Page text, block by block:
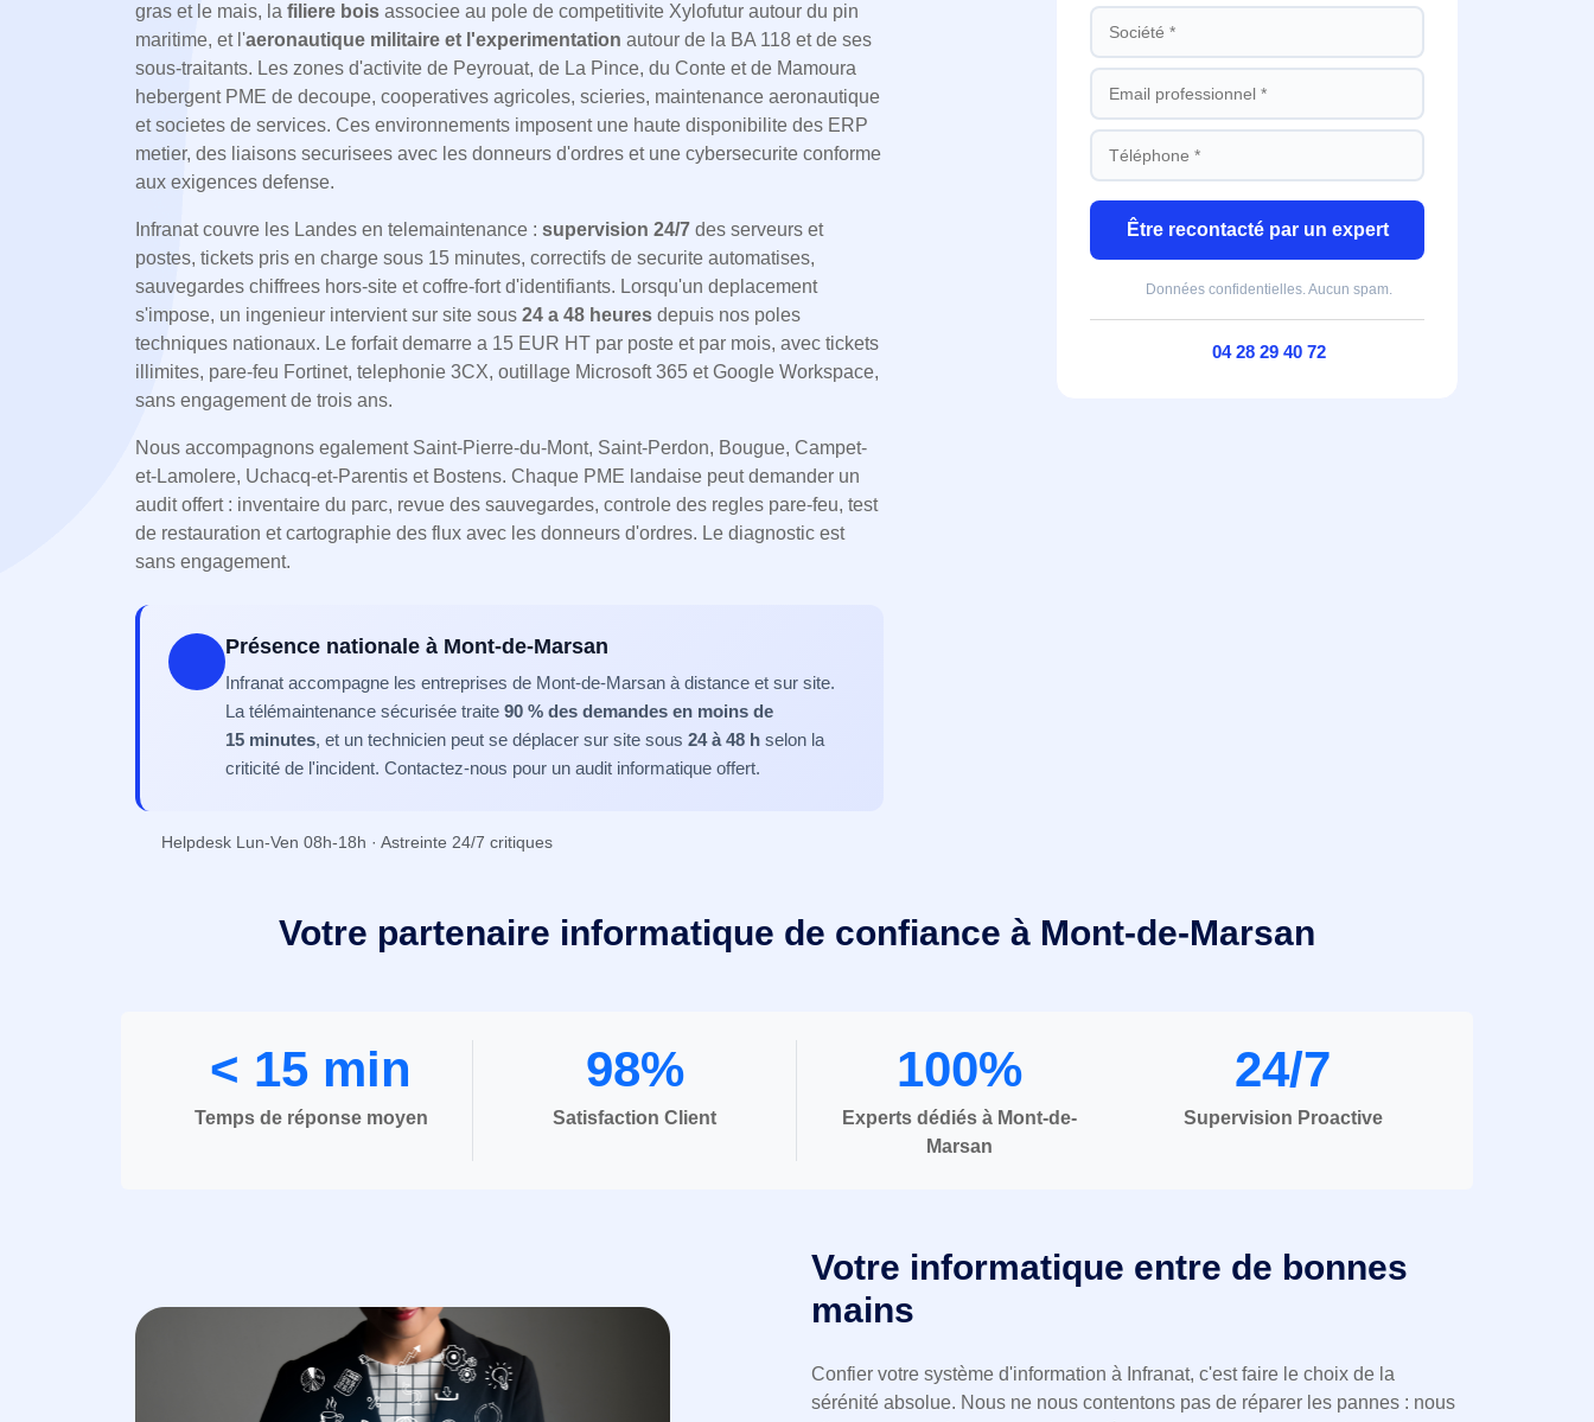
gras et le mais, la filiere bois associee au pole de competitivite Xylofutur autour du pin
maritime, et l'aeronautique militaire et l'experimentation autour de la BA 118 et de ses
sous-traitants. Les zones d'activite de Peyrouat, de La Pince, du Conte et de Mamoura
hebergent PME de decoupe, cooperatives agricoles, scieries, maintenance aeronautique
et societes de services. Ces environnements imposent une haute disponibilite des ERP
metier, des liaisons securisees avec les donneurs d'ordres et une cybersecurite conforme
aux exigences defense.
Infranat couvre les Landes en telemaintenance : supervision 24/7 des serveurs et
postes, tickets pris en charge sous 15 minutes, correctifs de securite automatises,
sauvegardes chiffrees hors-site et coffre-fort d'identifiants. Lorsqu'un deplacement
s'impose, un ingenieur intervient sur site sous 24 a 48 heures depuis nos poles
techniques nationaux. Le forfait demarre a 15 EUR HT par poste et par mois, avec tickets
illimites, pare-feu Fortinet, telephonie 3CX, outillage Microsoft 365 et Google Workspace,
sans engagement de trois ans.
Nous accompagnons egalement Saint-Pierre-du-Mont, Saint-Perdon, Bougue, Campet-
et-Lamolere, Uchacq-et-Parentis et Bostens. Chaque PME landaise peut demander un
audit offert : inventaire du parc, revue des sauvegardes, controle des regles pare-feu, test
de restauration et cartographie des flux avec les donneurs d'ordres. Le diagnostic est
sans engagement.
Présence nationale à Mont-de-Marsan
Infranat accompagne les entreprises de Mont-de-Marsan à distance et sur site.
La télémaintenance sécurisée traite 90 % des demandes en moins de
15 minutes, et un technicien peut se déplacer sur site sous 24 à 48 h selon la
criticité de l'incident. Contactez-nous pour un audit informatique offert.
Helpdesk Lun-Ven 08h-18h · Astreinte 24/7 critiques
Être recontacté par un expert
Données confidentielles. Aucun spam.
04 28 29 40 72
Votre partenaire informatique de confiance à Mont-de-Marsan
< 15 min
Temps de réponse moyen
98%
Satisfaction Client
100%
Experts dédiés à Mont-de-
Marsan
24/7
Supervision Proactive
Votre informatique entre de bonnes
mains
Confier votre système d'information à Infranat, c'est faire le choix de la
sérénité absolue. Nous ne nous contentons pas de réparer les pannes : nous